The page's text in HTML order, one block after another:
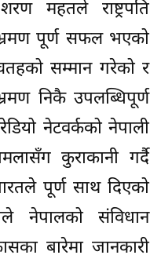
महतले राष्ट्रपति
भ्रमण पूर्ण सफल भएको
सम्मान गरेको र
निकै उपलब्धिपूर्ण
नेटवर्कको नेपाली
कुराकानी गर्दै
पूर्ण साथ दिएको
नेपालको संविधान
बारेमा जानकारी